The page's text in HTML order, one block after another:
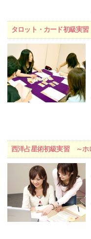
タロット・カード初級実
西洋占星術初級実習 ～ホ